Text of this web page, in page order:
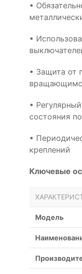
•
•
• Защита от
•
состояния
•
креплений
Ключевые
Модель